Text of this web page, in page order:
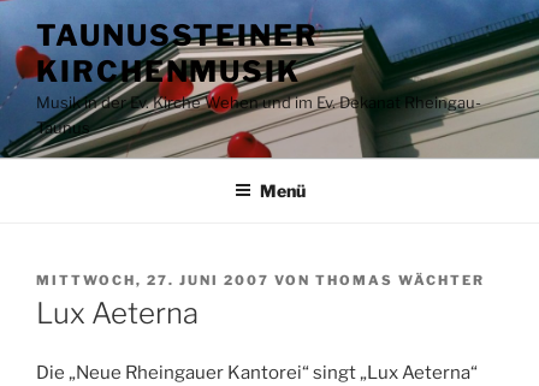
Inhalt
springen
TAUNUSSTEINER
KIRCHENMUSIK
Musik in der Ev. Kirche Wehen und im Ev. Dekanat Rheingau-
Taunus
Menü
VERÖFFENTLICHT
AM
MITTWOCH, 27. JUNI 2007 VON THOMAS WÄCHTER
Lux Aeterna
Die „Neue Rheingauer Kantorei“ singt „Lux Aeterna“